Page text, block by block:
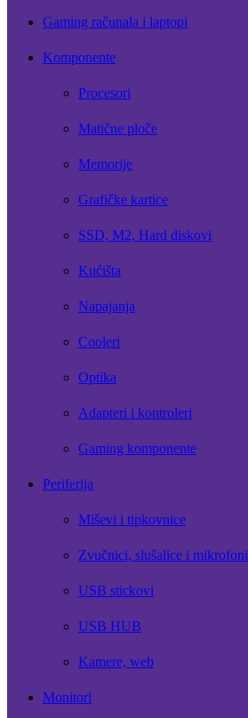
Gaming računala i laptopi
Komponente
Procesori
Matične ploče
Memorije
Grafičke kartice
SSD, M2, Hard diskovi
Kućišta
Napajanja
Cooleri
Optika
Adapteri i kontroleri
Gaming komponente
Periferija
Miševi i tipkovnice
Zvučnici, slušalice i mikrofoni
USB stickovi
USB HUB
Kamere, web
Monitori